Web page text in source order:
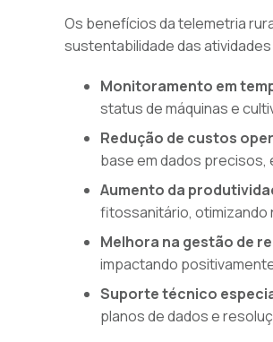
Os benefícios da telemetria
sustentabilidade das
Monitoramento em
status de máquinas e
Redução de custos
base em dados precisos,
Aumento da
fitossanitário, otimizando
Melhora na gestão de
impactando
Suporte técnico
planos de dados e